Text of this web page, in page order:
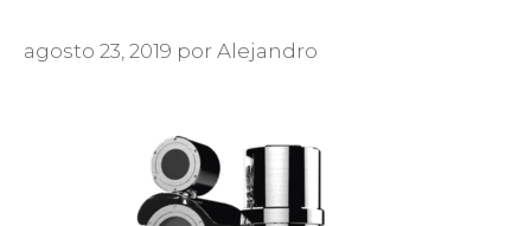
agosto 23, 2019 por Alejandro